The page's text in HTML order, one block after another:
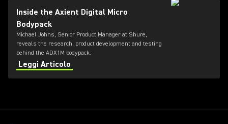
Inside the Axient Digital Micro
Bodypack
Michael Johns, Senior Product Manager at Shure,
reveals the research, product development and testing
behind the ADX1M bodypack.
Leggi Articolo